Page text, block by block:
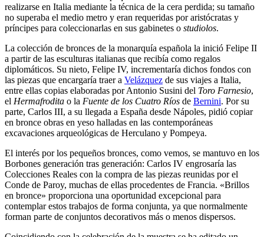
realizarse en Italia mediante la técnica de la cera perdida; su tamaño
no superaba el medio metro y eran requeridas por aristócratas y
príncipes para coleccionarlas en sus gabinetes o studiolos.
La colección de bronces de la monarquía española la inició Felipe II
a partir de las esculturas italianas que recibía como regalos
diplomáticos. Su nieto, Felipe IV, incrementaría dichos fondos con
las piezas que encargaría traer a Velázquez de sus viajes a Italia,
entre ellas copias elaboradas por Antonio Susini del Toro Farnesio,
el Hermafrodita o la Fuente de los Cuatro Ríos de Bernini. Por su
parte, Carlos III, a su llegada a España desde Nápoles, pidió copiar
en bronce obras en yeso halladas en las contemporáneas
excavaciones arqueológicas de Herculano y Pompeya.
El interés por los pequeños bronces, como vemos, se mantuvo en los
Borbones generación tras generación: Carlos IV engrosaría las
Colecciones Reales con la compra de las piezas reunidas por el
Conde de Paroy, muchas de ellas procedentes de Francia. «Brillos
en bronce» proporciona una oportunidad excepcional para
contemplar estos trabajos de forma conjunta, ya que normalmente
forman parte de conjuntos decorativos más o menos dispersos.